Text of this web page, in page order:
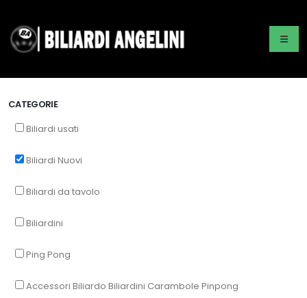
CATEGORIE
Biliardi usati
Biliardi Nuovi
Biliardi da tavolo
Biliardini
Ping Pong
Accessori Biliardo Biliardini Carambole Pinpong